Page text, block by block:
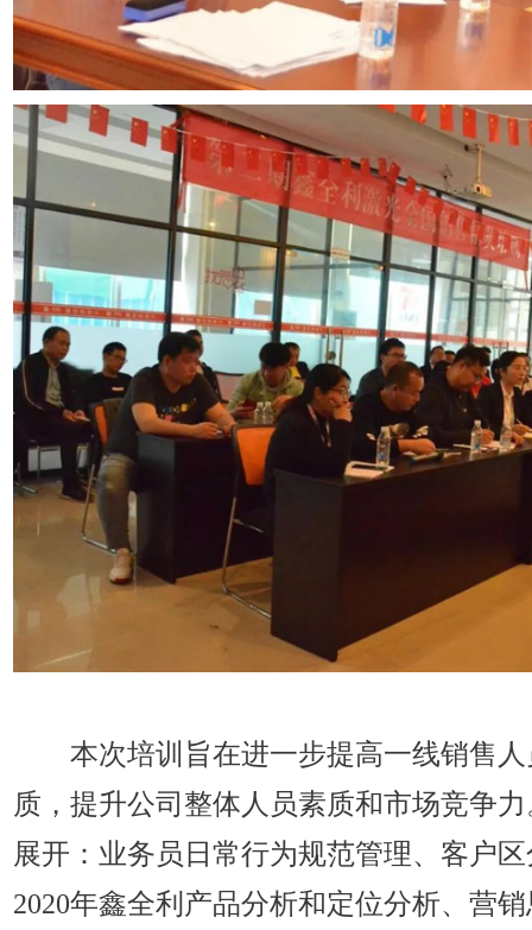
本次培训旨在进一步提高一线销售人
质，提升公司整体人员素质和市场竞争
展开：业务员日常行为规范管理、客户
2020年鑫全利产品分析和定位分析、营